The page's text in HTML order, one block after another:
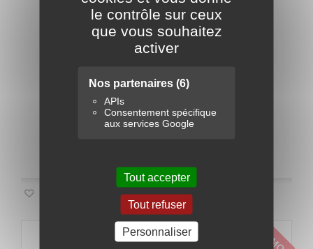
le contrôle sur ceux
que vous souhaitez
activer
Nos partenaires (6)
APIs
Consentement spécifique
aux services Google
Tout accepter
Tout refuser
Personnaliser
Pack Fontaine de nettoyage
Commentaire(s)
Ajouter au panier
Ajouter à ma liste d'envies
PROMO !